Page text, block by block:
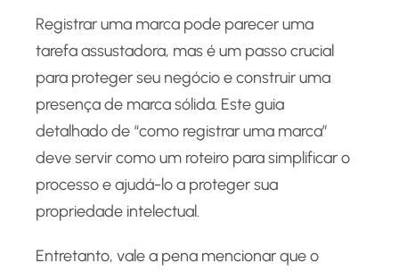
Registrar uma marca pode parecer uma
tarefa assustadora, mas é um passo crucial
para proteger seu negócio e construir uma
presença de marca sólida. Este guia
detalhado de “como registrar uma marca”
deve servir como um roteiro para simplificar o
processo e ajudá-lo a proteger sua
propriedade intelectual.
Entretanto, vale a pena mencionar que o